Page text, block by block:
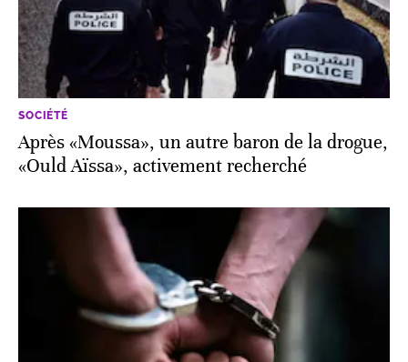
SOCIÉTÉ
Après «Moussa», un autre baron de la drogue,
«Ould Aïssa», activement recherché